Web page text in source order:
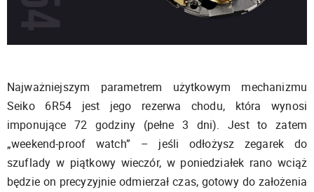
Najważniejszym parametrem użytkowym mechanizmu
Seiko 6R54 jest jego rezerwa chodu, która wynosi
imponujące 72 godziny (pełne 3 dni). Jest to zatem
„weekend-proof watch” – jeśli odłożysz zegarek do
szuflady w piątkowy wieczór, w poniedziałek rano wciąż
będzie on precyzyjnie odmierzał czas, gotowy do założenia